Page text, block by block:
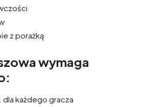
z porażką
wymaga
dla każdego gracza